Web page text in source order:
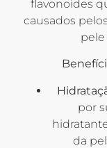
flavonoides
causados
pele
por
da